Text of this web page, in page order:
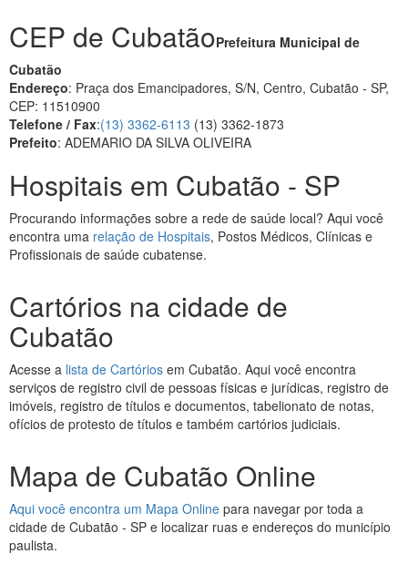
CEP de CubatãoPrefeitura Municipal de
Cubatão
Endereço: Praça dos Emancipadores, S/N, Centro, Cubatão - SP,
CEP: 11510900
Telefone / Fax:(13) 3362-6113 (13) 3362-1873
Prefeito: ADEMARIO DA SILVA OLIVEIRA
Hospitais em Cubatão - SP
Procurando informações sobre a rede de saúde local? Aqui você
encontra uma relação de Hospitais, Postos Médicos, Clínicas e
Profissionais de saúde cubatense.
Cartórios na cidade de
Cubatão
Acesse a lista de Cartórios em Cubatão. Aqui você encontra
serviços de registro civil de pessoas físicas e jurídicas, registro de
imóveis, registro de títulos e documentos, tabelionato de notas,
ofícios de protesto de títulos e também cartórios judiciais.
Mapa de Cubatão Online
Aqui você encontra um Mapa Online para navegar por toda a
cidade de Cubatão - SP e localizar ruas e endereços do município
paulista.